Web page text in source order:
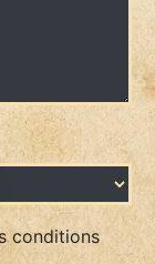
le
conditions